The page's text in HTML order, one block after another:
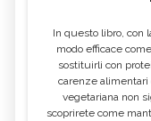
In questo libro, con
modo efficace
sostituirli con
carenze
vegetariana non
scoprirete come